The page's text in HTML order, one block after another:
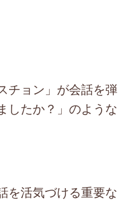
チョン」が会話を弾
したか？」のような
を活気づける重要な